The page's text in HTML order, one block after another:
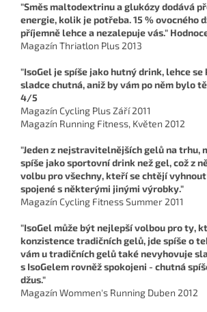
"Směs maltodextrinu a glukózy dodává
energie, kolik je potřeba. 15 % ovocného
příjemně lehce a nezalepuje vás."
Magazín Thriatlon Plus 2013
"IsoGel je spíše jako hutný drink, lehce se
sladce chutná, aniž by vám po něm bylo
4/5
Magazín Cycling Plus Září 2011
Magazín Running Fitness, Květen 2012
"Jeden z nejstravitelnějších gelů na trhu,
spíše jako sportovní drink než gel, což z
volbu pro všechny, kteří se chtějí
spojené s některými jinými výrobky."
Magazín Cycling Fitness Summer 2011
"IsoGel může být nejlepší volbou pro ty,
konzistence tradičních gelů, jde spíše o
vám u tradičních gelů také nevyhovuje
s IsoGelem rovněž spokojeni - chutná
džus."
Magazín Wommen's Running Duben 2012